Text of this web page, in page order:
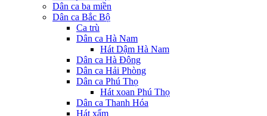
Dân ca ba miền
Dân ca Bắc Bộ
Ca trù
Dân ca Hà Nam
Hát Dậm Hà Nam
Dân ca Hà Đông
Dân ca Hải Phòng
Dân ca Phú Thọ
Hát xoan Phú Thọ
Dân ca Thanh Hóa
Hát xẩm